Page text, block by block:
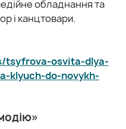
обладнання та
і канцтовари.
tsyfrova-osvita-dlya-
klyuch-do-novykh-